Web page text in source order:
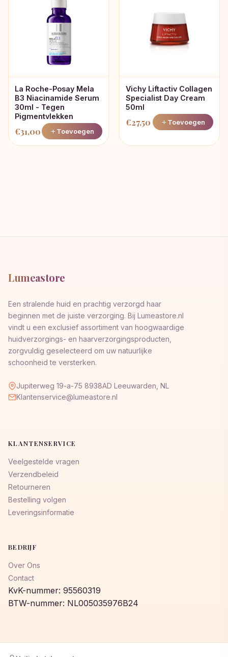
La Roche-Posay Mela
B3 Niacinamide Serum
30ml - Tegen
Pigmentvlekken
€31,00 Toevoegen
Vichy Liftactiv Collagen
Specialist Day Cream
50ml
€27,50 Toevoegen
Lumeastore
Een stralende huid en prachtig verzorgd haar
beginnen met de juiste verzorging. Bij Lumeastore.nl
vindt u een exclusief assortiment van hoogwaardige
huidverzorgings- en haarverzorgingsproducten,
zorgvuldig geselecteerd om uw natuurlijke
schoonheid te versterken.
Jupiterweg 19-a-75 8938AD Leeuwarden, NL
Klantenservice@lumeastore.nl
KLANTENSERVICE
Veelgestelde vragen
Verzendbeleid
Retourneren
Bestelling volgen
Leveringsinformatie
BEDRIJF
Over Ons
Contact
KvK-nummer: 95560319
BTW-nummer: NL005035976B24